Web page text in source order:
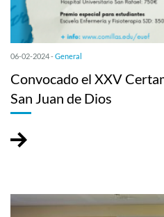
06-02-2024 -General
Convocado el XXV
San Juan de Dios